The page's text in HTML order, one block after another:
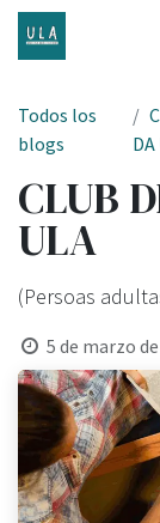
Todos los
blogs
DA
CLUB
ULA
(Persoas
5 de marzo